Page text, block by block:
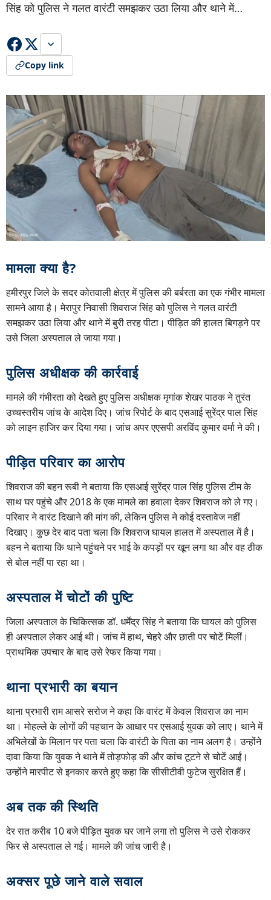
सिंह को पुलिस ने गलत वारंटी समझकर उठा लिया और थाने में…
Copy link
मामला क्या है?
हमीरपुर जिले के सदर कोतवाली क्षेत्र में पुलिस की बर्बरता का एक गंभीर मामला
सामने आया है। मेरापुर निवासी शिवराज सिंह को पुलिस ने गलत वारंटी
समझकर उठा लिया और थाने में बुरी तरह पीटा। पीड़ित की हालत बिगड़ने पर
उसे जिला अस्पताल ले जाया गया।
पुलिस अधीक्षक की कार्रवाई
मामले की गंभीरता को देखते हुए पुलिस अधीक्षक मृगांक शेखर पाठक ने तुरंत
उच्चस्तरीय जांच के आदेश दिए। जांच रिपोर्ट के बाद एसआई सुरेंद्र पाल सिंह
को लाइन हाजिर कर दिया गया। जांच अपर एएसपी अरविंद कुमार वर्मा ने की।
पीड़ित परिवार का आरोप
शिवराज की बहन रूबी ने बताया कि एसआई सुरेंद्र पाल सिंह पुलिस टीम के
साथ घर पहुंचे और 2018 के एक मामले का हवाला देकर शिवराज को ले गए।
परिवार ने वारंट दिखाने की मांग की, लेकिन पुलिस ने कोई दस्तावेज नहीं
दिखाए। कुछ देर बाद पता चला कि शिवराज घायल हालत में अस्पताल में है।
बहन ने बताया कि थाने पहुंचने पर भाई के कपड़ों पर खून लगा था और वह ठीक
से बोल नहीं पा रहा था।
अस्पताल में चोटों की पुष्टि
जिला अस्पताल के चिकित्सक डॉ. धर्मेंद्र सिंह ने बताया कि घायल को पुलिस
ही अस्पताल लेकर आई थी। जांच में हाथ, चेहरे और छाती पर चोटें मिलीं।
प्राथमिक उपचार के बाद उसे रेफर किया गया।
थाना प्रभारी का बयान
थाना प्रभारी राम आसरे सरोज ने कहा कि वारंट में केवल शिवराज का नाम
था। मोहल्ले के लोगों की पहचान के आधार पर एसआई युवक को लाए। थाने में
अभिलेखों के मिलान पर पता चला कि वारंटी के पिता का नाम अलग है। उन्होंने
दावा किया कि युवक ने थाने में तोड़फोड़ की और कांच टूटने से चोटें आईं।
उन्होंने मारपीट से इनकार करते हुए कहा कि सीसीटीवी फुटेज सुरक्षित हैं।
अब तक की स्थिति
देर रात करीब 10 बजे पीड़ित युवक घर जाने लगा तो पुलिस ने उसे रोककर
फिर से अस्पताल ले गई। मामले की जांच जारी है।
अक्सर पूछे जाने वाले सवाल